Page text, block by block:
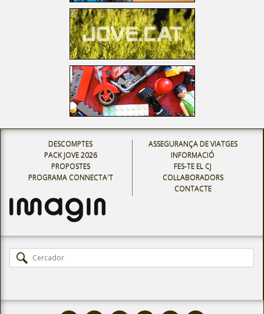
DESCOMPTES
PACK JOVE 2026
PROPOSTES
PROGRAMA CONNECTA'T
ASSEGURANÇA DE VIATGES
INFORMACIÓ
FES-TE EL CJ
COL·LABORADORS
CONTACTE